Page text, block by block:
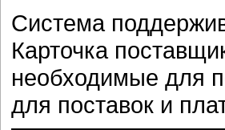
Система
Карточка
необходимые для
для поставок и